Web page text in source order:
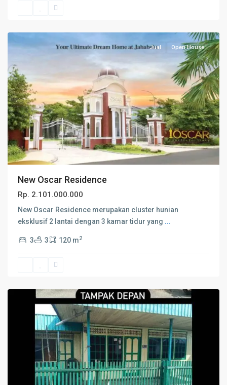
Jual Open House
New Oscar Residence
Rp. 2.101.000.000
New Oscar Residence merupakan cluster hunian
eksklusif 2 lantai dengan 3 kamar tidur yang ...
3 3 120 m2